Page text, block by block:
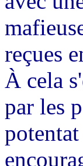
reçues
À cela
par les